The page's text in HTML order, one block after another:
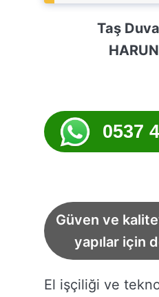
Taş
0537
Güven ve
yapılar için
El işçiliği ve